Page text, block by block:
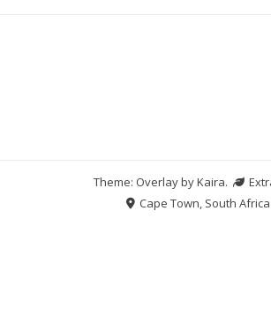
Theme: Overlay byKaira.
Cape Town, South Africa